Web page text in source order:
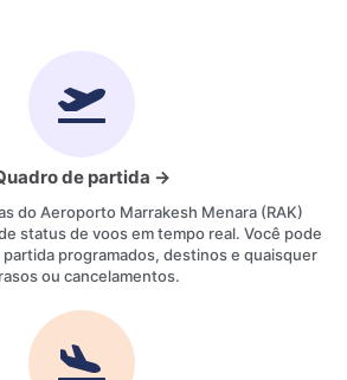
de partida →
do Aeroporto Marrakesh Menara (RAK)
status de voos em tempo real. Você pode
programados, destinos e quaisquer
ou cancelamentos.